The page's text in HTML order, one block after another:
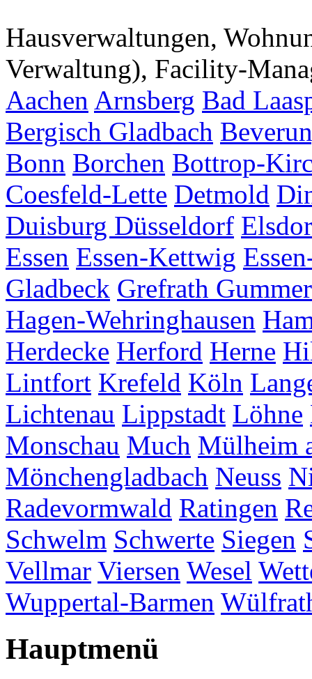
Hausverwaltungen,
Verwaltung), Facility-
Aachen Arnsberg Bad
Bergisch Gladbach
Bonn Borchen Bottrop-
Coesfeld-Lette Detmold
Duisburg Düsseldorf
Essen Essen-Kettwig
Gladbeck Grefrath
Hagen-Wehringhausen
Herdecke Herford Herne
Lintfort Krefeld Köln
Lichtenau Lippstadt Löhne
Monschau Much Mülheim
Mönchengladbach Neuss
Radevormwald Ratingen
Schwelm Schwerte Siegen
Vellmar Viersen Wesel
Wuppertal-Barmen
Hauptmenü